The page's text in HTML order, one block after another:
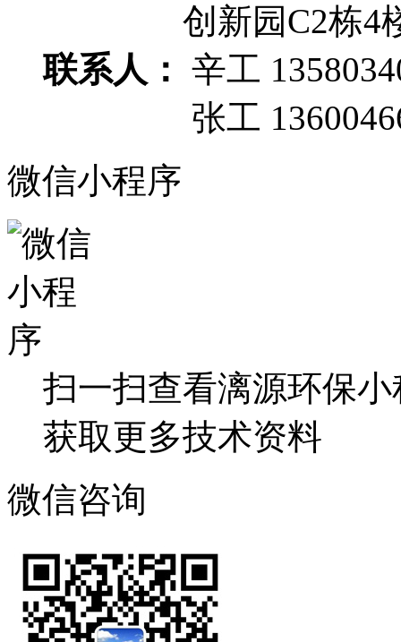
创新园C2栋4
联系人： 辛工
张工
微信小程序
扫一扫查看漓源环保小
获取更多技术资料
微信咨询